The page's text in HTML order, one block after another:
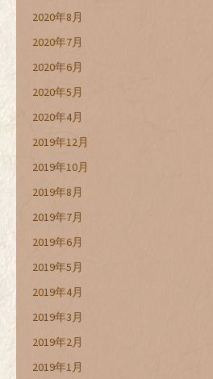
2020年8月
2020年7月
2020年6月
2020年5月
2020年4月
2019年12月
2019年10月
2019年8月
2019年7月
2019年6月
2019年5月
2019年4月
2019年3月
2019年2月
2019年1月